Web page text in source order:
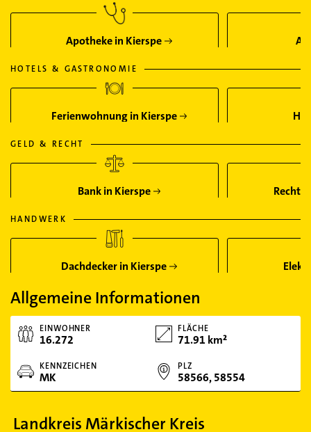
Apotheke in Kierspe
HOTELS & GASTRONOMIE
Ferienwohnung in Kierspe
GELD & RECHT
Bank in Kierspe
HANDWERK
Dachdecker in Kierspe
Allgemeine Informationen
EINWOHNER
16.272
FLÄCHE
71.91 km²
KENNZEICHEN
MK
PLZ
58566, 58554
Landkreis Märkischer Kreis